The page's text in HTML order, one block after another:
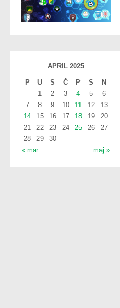
APRIL 2025
P U S Č P S N
« mar maj »
1 2 3 4 5
6
7
8 9 10 11 12
13
14
15 16 17 18 19
20
21
22 23 24 25 26
27
28
29 30